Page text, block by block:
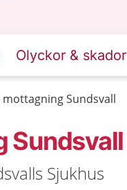
Olyckor & skador
mottagning Sundsvall
Sundsvall
Sjukhus